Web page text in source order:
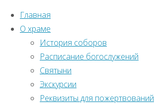
Главная
О храме
История соборов
Расписание богослужений
Святыни
Экскурсии
Реквизиты для пожертвований